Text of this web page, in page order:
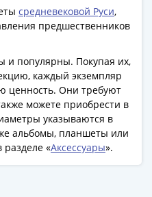
средневековой Руси,
предшественников
и популярны. Покупая их,
каждый экземпляр
ценность. Они требуют
можете приобрести в
указываются в
альбомы, планшеты или
разделе «Аксессуары».